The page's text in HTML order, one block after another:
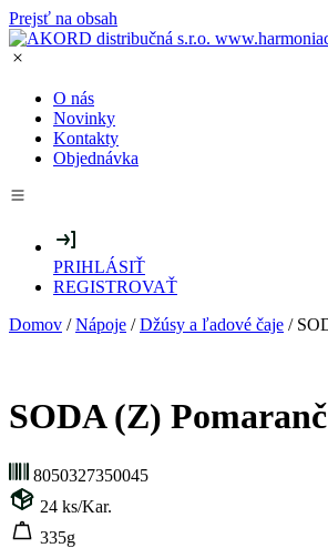
Prejsť na obsah
O nás
Novinky
Kontakty
Objednávka
PRIHLÁSIŤ
REGISTROVAŤ
Domov /Nápoje /Džúsy a ľadové čaje /
SODA (Z)
8050327350045
24 ks/Kar.
335g